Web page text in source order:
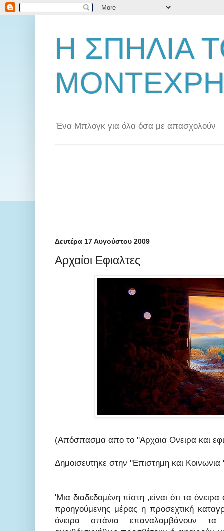
Η ΣΠΗΛΙΑ
Ένα Μπλογκ για όλα όσα με απασχολούν
Δευτέρα 17 Αυγούστου 2009
Αρχαίοι Εφιαλτες
(Απόσπασμα απο το ''Αρχαια Ονειρα και
Δημοισευτηκε στην ''Επιστημη και Κοινωνια
'Μια διαδεδομένη πίστη ,είναι ότι τα
προηγούμενης μέρας η προσεχτική
όνειρα σπάνια επαναλαμβάνουν